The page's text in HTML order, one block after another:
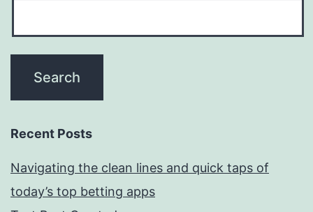
Recent Posts
Navigating the clean lines and quick taps of
today’s top betting apps